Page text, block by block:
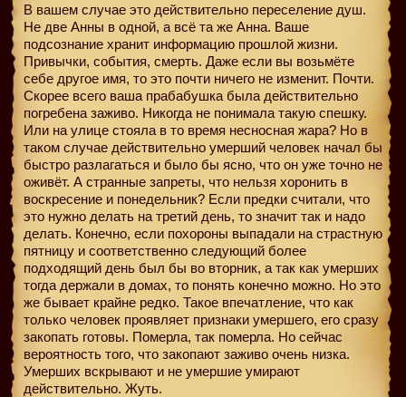
В вашем случае это действительно переселение душ.
Не две Анны в одной, а всё та же Анна. Ваше
подсознание хранит информацию прошлой жизни.
Привычки, события, смерть. Даже если вы возьмёте
себе другое имя, то это почти ничего не изменит. Почти.
Скорее всего ваша прабабушка была действительно
погребена заживо. Никогда не понимала такую спешку.
Или на улице стояла в то время несносная жара? Но в
таком случае действительно умерший человек начал бы
быстро разлагаться и было бы ясно, что он уже точно не
оживёт. А странные запреты, что нельзя хоронить в
воскресение и понедельник? Если предки считали, что
это нужно делать на третий день, то значит так и надо
делать. Конечно, если похороны выпадали на страстную
пятницу и соответственно следующий более
подходящий день был бы во вторник, а так как умерших
тогда держали в домах, то понять конечно можно. Но это
же бывает крайне редко. Такое впечатление, что как
только человек проявляет признаки умершего, его сразу
закопать готовы. Померла, так померла. Но сейчас
вероятность того, что закопают заживо очень низка.
Умерших вскрывают и не умершие умирают
действительно. Жуть.